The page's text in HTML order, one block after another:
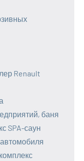
Renault
баня
SPA-саун